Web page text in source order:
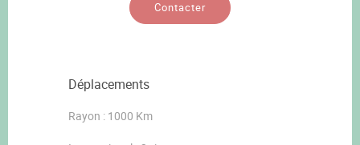
Contacter
Déplacements
Rayon : 1000 Km